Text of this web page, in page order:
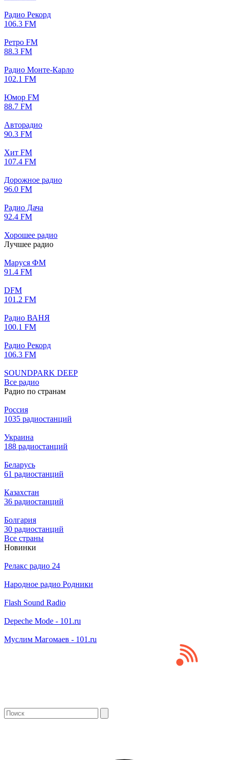
Радио Рекорд
106.3 FM
Ретро FM
88.3 FM
Радио Монте-Карло
102.1 FM
Юмор FM
88.7 FM
Авторадио
90.3 FM
Хит FM
107.4 FM
Дорожное радио
96.0 FM
Радио Дача
92.4 FM
Хорошее радио
Лучшее радио
Маруся ФМ
91.4 FM
DFM
101.2 FM
Радио ВАНЯ
100.1 FM
Радио Рекорд
106.3 FM
SOUNDPARK DEEP
Все радио
Радио по странам
Россия
1035 радиостанций
Украина
188 радиостанций
Беларусь
61 радиостанций
Казахстан
36 радиостанций
Болгария
30 радиостанций
Все страны
Новинки
Релакс радио 24
Народное радио Родники
Flash Sound Radio
Depeche Mode - 101.ru
Муслим Магомаев - 101.ru